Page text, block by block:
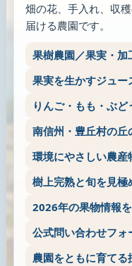
畑の花、手入れ、収
届ける農園です。
果樹農園／果実・加
果実を生かすジュ
りんご・もも・ぶ
南信州・豊丘村の丘
環境にやさしい農産
樹上完熟と旬を見極
2026年の果物情報
公式問い合わせフォ
農園をともに育て